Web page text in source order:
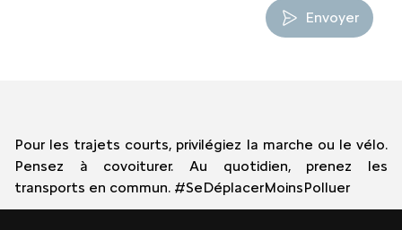
Envoyer
Pour les trajets courts, privilégiez la marche ou le vélo.
Pensez à covoiturer. Au quotidien, prenez les
transports en commun. #SeDéplacerMoinsPolluer